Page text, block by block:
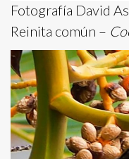
Fotografía David
Reinita común –